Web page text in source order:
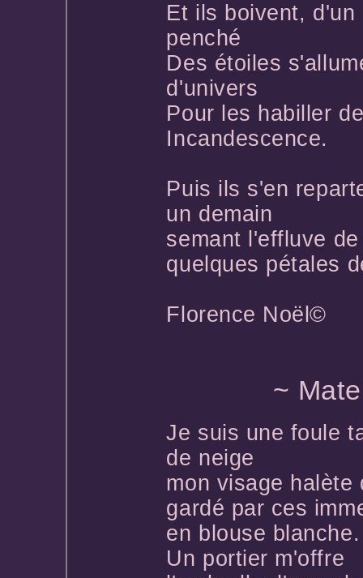
Et ils boivent, d'un
penché
Des étoiles
d'univers
Pour les habiller
Incandescence.
Puis ils s'en
un demain
semant l'effluve
quelques pétales
Florence Noël©
~
Je suis une foule
de neige
mon visage halète
gardé par ces
en blouse blanche.
Un portier m'offre